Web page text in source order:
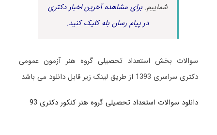
شماییم.برای مشاهده آخرین اخبار دکتری
در پیام رسان بله کلیک کنید.
سوالات بخش استعداد تحصیلی گروه هنر آزمون عمومی
دکتری سراسری 1393 از طریق لینک زیر قابل دانلود می باشد
دانلود سوالات استعداد تحصیلی گروه هنر کنکور دکتری 93